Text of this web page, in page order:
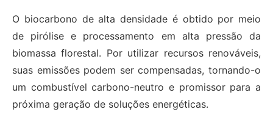
O biocarbono de alta densidade é obtido por meio
de pirólise e processamento em alta pressão da
biomassa florestal. Por utilizar recursos renováveis,
suas emissões podem ser compensadas, tornando-o
um combustível carbono-neutro e promissor para a
próxima geração de soluções energéticas.